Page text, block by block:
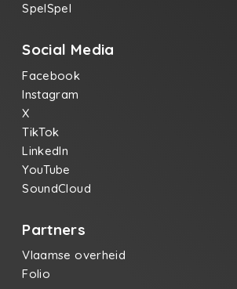
SpelSpel
Social Media
Facebook
Instagram
X
TikTok
LinkedIn
YouTube
SoundCloud
Partners
Vlaamse overheid
Folio